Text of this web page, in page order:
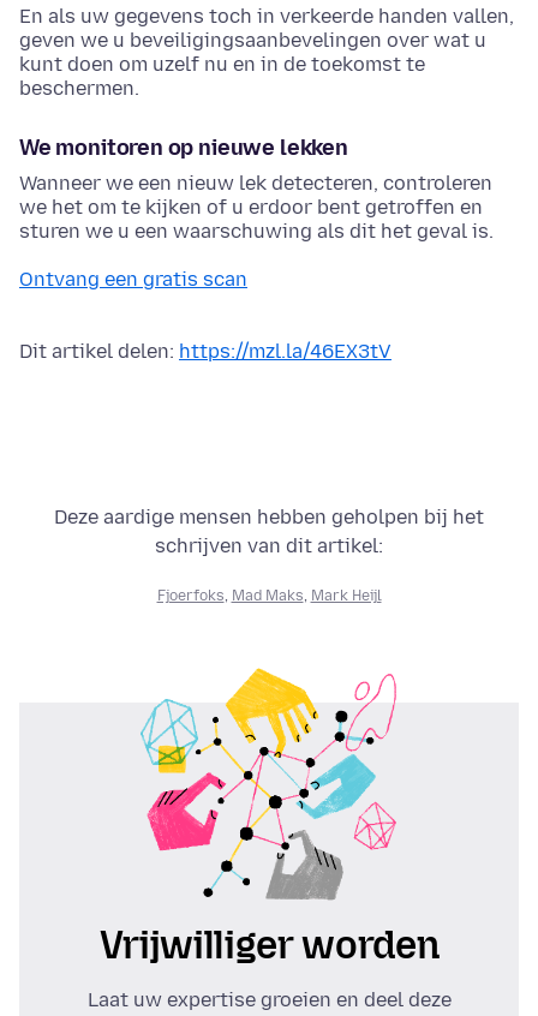
En als uw gegevens toch in verkeerde handen vallen,
geven we u beveiligingsaanbevelingen over wat u
kunt doen om uzelf nu en in de toekomst te
beschermen.
We monitoren op nieuwe lekken
Wanneer we een nieuw lek detecteren, controleren
we het om te kijken of u erdoor bent getroffen en
sturen we u een waarschuwing als dit het geval is.
Ontvang een gratis scan
Dit artikel delen: https://mzl.la/46EX3tV
Deze aardige mensen hebben geholpen bij het
schrijven van dit artikel:
Fjoerfoks Mad Maks Mark Heijl
Vrijwilliger worden
Laat uw expertise groeien en deel deze